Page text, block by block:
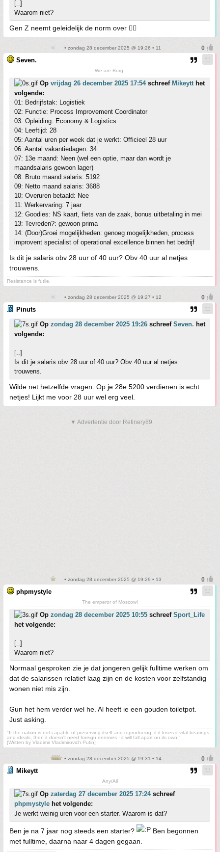
[..]
Waarom niet?
Gen Z neemt geleidelijk de norm over 👍🏼
• zondag 28 december 2025 @ 19:26 • 11
Seven.
We are Borg.
Op vrijdag 26 december 2025 17:54schreef Mikeytthet
volgende:
01: Bedrijfstak: Logistiek
02: Functie: Process Improvement Coordinator
03: Opleiding: Economy & Logistics
04: Leeftijd: 28
05: Aantal uren per week dat je werkt: Officieel 28 uur
06: Aantal vakantiedagen: 34
07: 13e maand: Neen (wel een optie, maar dan wordt je
maandsalaris gewoon lager)
08: Bruto maand salaris: 5192
09: Netto maand salaris: 3688
10: Overuren betaald: Nee
11: Werkervaring: 7 jaar
12: Goodies: NS kaart, fiets van de zaak, bonus uitbetaling in mei
13: Tevreden?: gewoon prima
14: (Door)Groei mogelijkheden: genoeg mogelijkheden, process
improvent specialist of operational excellence binnen het bedrijf
Is dit je salaris obv 28 uur of 40 uur? Obv 40 uur al netjes
trouwens.
Resistance is futile.
• zondag 28 december 2025 @ 19:27 • 12
Pinuts
Op zondag 28 december 2025 19:26 schreef Seven. het
volgende:
[..]
Is dit je salaris obv 28 uur of 40 uur? Obv 40 uur al netjes
trouwens.
Wilde net hetzelfde vragen. Op je 28e 5200 verdienen is echt
netjes! Lijkt me voor 28 uur wel erg veel.
▼ Advertentie door Refinery89
• zondag 28 december 2025 @ 19:29 • 13
phpmystyle
The emperor of Moscow!
Op zondag 28 december 2025 10:55 schreef Sport_Life
het volgende:
[..]
Waarom niet?
Normaal gesproken zie je dat jongeren gelijk fulltime werken om
dat de salarissen relatief laag zijn en de kosten voor zelfstandig
wonen niet mis zijn.
Gun het hem verder wel he. Al heeft ie een gouden toiletpot.
Just asking.
"If the nation is not capable of preserving itself and reproducing, if it loses it vital bearings
and ideals, then it doesn't need foreign enemies - it will fall apart on its own."
[Written by Vladimir Vladimirovich Putin]
• zondag 28 december 2025 @ 19:31 • 14
Mikeytt
Any/All
Op zaterdag 27 december 2025 17:24schreef
phpmystyle het volgende:
Je werkt weinig uren voor een starter. Waarom is dat?
Ben je na 7 jaar nog steeds een starter?
Ben begonnen
met fulltime, daarna naar 4 dagen gegaan.